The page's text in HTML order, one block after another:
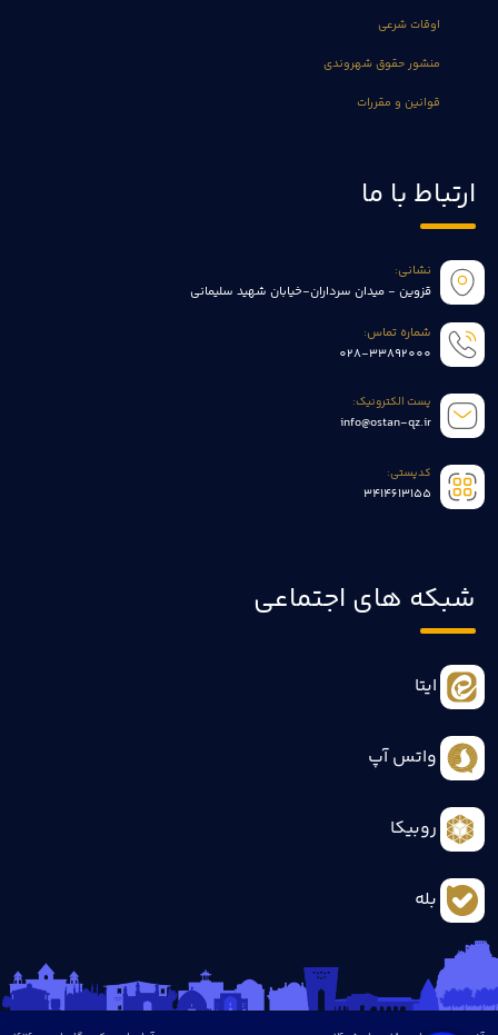
اوقات شرعی
منشور حقوق شهروندی
قوانین و مقررات
ارتباط با ما
نشانی:
قزوین - میدان سرداران-خیابان شهید سلیمانی
شماره تماس:
028-33892000
پست الکترونیک:
info@ostan-qz.ir
کدپستی:
3414613155
شبکه های اجتماعی
ایتا
واتس آپ
روبیکا
بله